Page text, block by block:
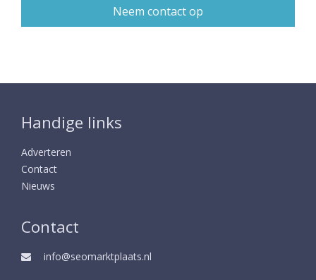
Handige links
Adverteren
Contact
Nieuws
Contact
info@seomarktplaats.nl